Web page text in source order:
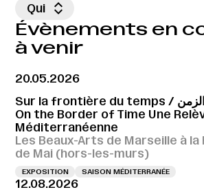
Qui
Évènements en
à venir
20.05.2026
Sur la frontière du temps / عن و على حدود الزمن /
On the Border of Time Une
Méditerranéenne
Les Beaux-Arts de Marseille à la
de Mai (hors-les-murs)
EXPOSITION SAISON MÉDITERRANÉE
12.08.2026